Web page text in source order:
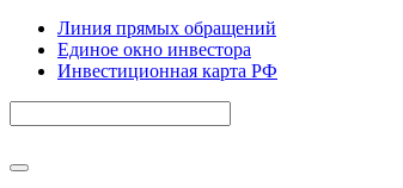
Линия прямых обращений
Единое окно инвестора
Инвестиционная карта РФ